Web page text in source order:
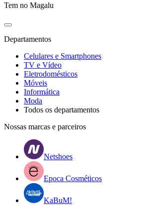
Tem no Magalu
Departamentos
Celulares e Smartphones
TV e Vídeo
Eletrodomésticos
Móveis
Informática
Moda
Todos os departamentos
Nossas marcas e parceiros
Netshoes
Epoca Cosméticos
KaBuM!